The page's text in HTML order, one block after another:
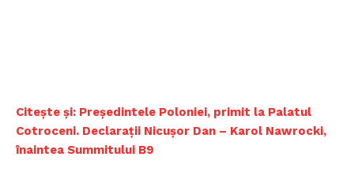
Citește și: Președintele Poloniei, primit la Palatul
Cotroceni. Declarații Nicușor Dan – Karol Nawrocki,
înaintea Summitului B9